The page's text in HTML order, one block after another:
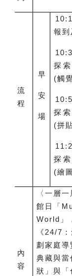
流
程
早
安
場
報到
探
(觸
探
(拼
探
(繪
內
容
〈一層
館日「
World」
《24/7
劃家庭導
典藏與當
狀」與「